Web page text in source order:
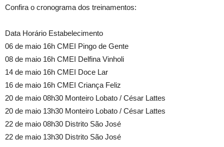
Confira o cronograma dos treinamentos:
Data Horário Estabelecimento
06 de maio 16h CMEI Pingo de Gente
08 de maio 16h CMEI Delfina Vinholi
14 de maio 16h CMEI Doce Lar
16 de maio 16h CMEI Criança Feliz
20 de maio 08h30 Monteiro Lobato / César Lattes
20 de maio 13h30 Monteiro Lobato / César Lattes
22 de maio 08h30 Distrito São José
22 de maio 13h30 Distrito São José